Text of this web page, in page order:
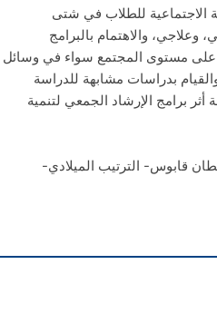
الاجتماعية للطلاب في شتى
والاهتمام بالبرامج
على مستوى المجتمع سواء في وسائل
والقيام بدراسات مشابهة للدراسة
برامج الإرشاد الجمعي لتنمية
قابوس- الترتيب الميلادي-